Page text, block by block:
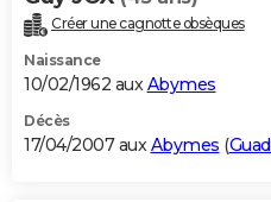
Créer une cagnotte obsèques
Naissance
10/02/1962 auxAbymes
Décès
17/04/2007 auxAbymes (